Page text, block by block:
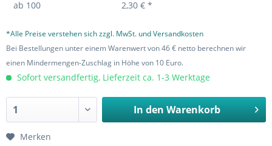
ab 100 2,30 € *
*Alle Preise verstehen sich zzgl. MwSt. und Versandkosten
Bei Bestellungen unter einem Warenwert von 46 € netto berechnen wir
einen Mindermengen-Zuschlag in Höhe von 10 Euro.
Sofort versandfertig, Lieferzeit ca. 1-3 Werktage
In den Warenkorb
Merken